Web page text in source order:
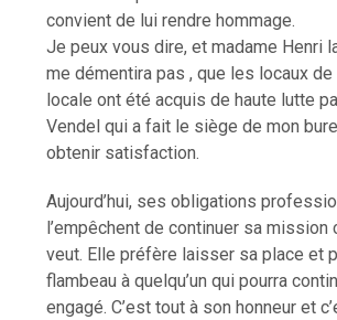
convient de lui rendre hommage.
Je peux vous dire, et madame Henri
me démentira pas , que les locaux
locale ont été acquis de haute lutte
Vendel qui a fait le siège de mon
obtenir satisfaction.
Aujourd’hui, ses obligations
l’empêchent de continuer sa mission
veut. Elle préfère laisser sa place et
flambeau à quelqu’un qui pourra
engagé. C’est tout à son honneur et